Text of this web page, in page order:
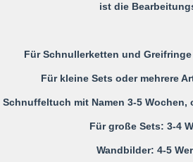
einer
Die
ist die
Für Schnullerketten und
Für kleine Sets oder mehrere
Schnuffeltuch mit Namen 3-5 Wochen,
Für große Sets: 3-4
Wandbilder: 4-5